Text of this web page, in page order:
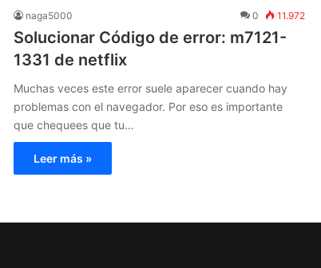
naga5000 0 11.972
Solucionar Código de error: m7121-
1331 de netflix
Muchas veces este error suele aparecer cuando hay
problemas con el navegador. Por eso es importante
que chequees que tu…
Leer más »